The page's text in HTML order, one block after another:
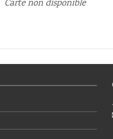
Carte non disponible